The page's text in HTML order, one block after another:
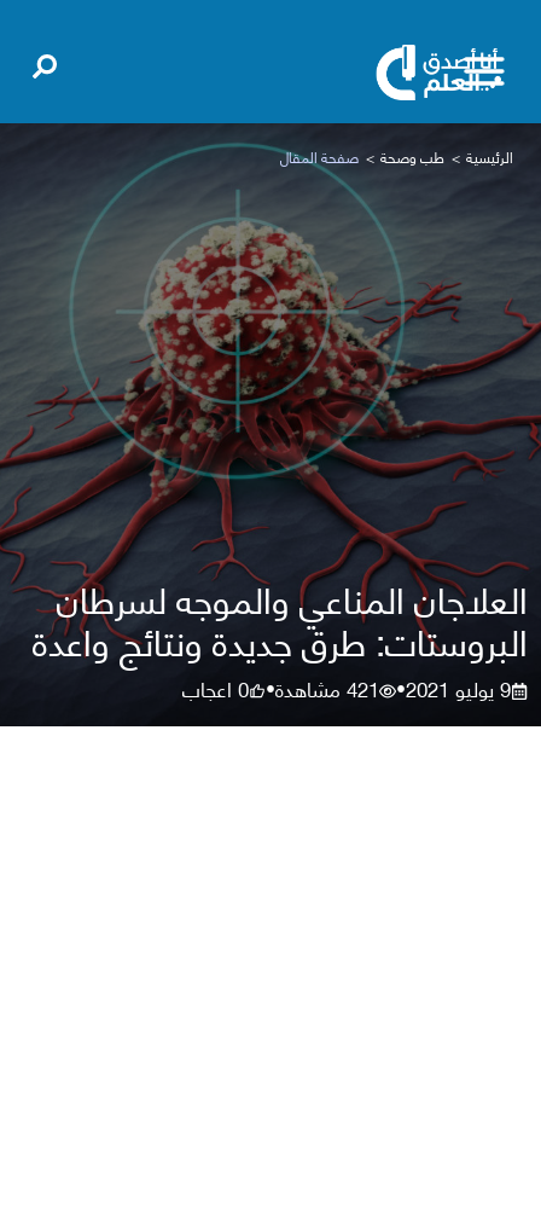
الرئيسية طب وصحة صفحة المقال
العلاجان المناعي والموجه لسرطان
البروستات: طرق جديدة ونتائج واعدة
9 يوليو 2021 •
421مشاهدة•
0اعجاب